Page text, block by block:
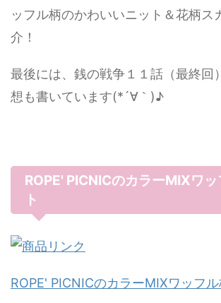
・若草物語 ・ 腕時計
ッフル柄のかわいいニット＆花柄ス
介！
最後には、銭の戦争１１話（最終回
想も書いています(*´∀｀)♪
ROPE' PICNICのカラーMIXワ
ト
ROPE' PICNICのカラーMIXワッフル